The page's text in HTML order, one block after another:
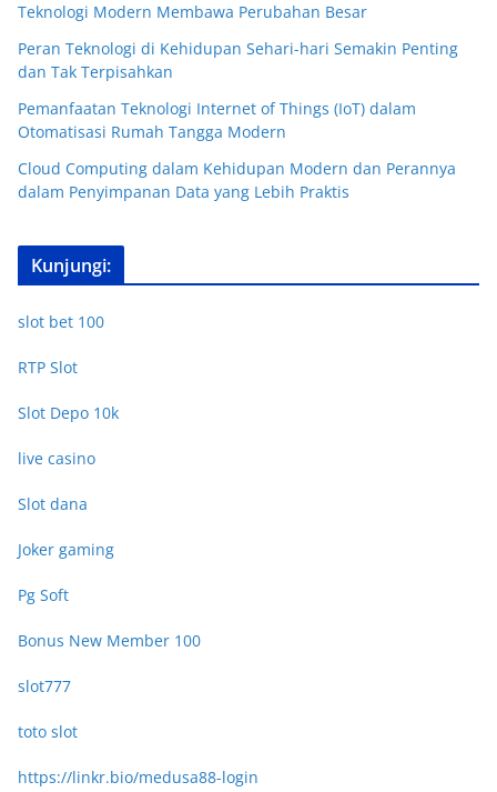
Teknologi Modern Membawa Perubahan Besar
Peran Teknologi di Kehidupan Sehari-hari Semakin Penting
dan Tak Terpisahkan
Pemanfaatan Teknologi Internet of Things (IoT) dalam
Otomatisasi Rumah Tangga Modern
Cloud Computing dalam Kehidupan Modern dan Perannya
dalam Penyimpanan Data yang Lebih Praktis
Kunjungi:
slot bet 100
RTP Slot
Slot Depo 10k
live casino
Slot dana
Joker gaming
Pg Soft
Bonus New Member 100
slot777
toto slot
https://linkr.bio/medusa88-login